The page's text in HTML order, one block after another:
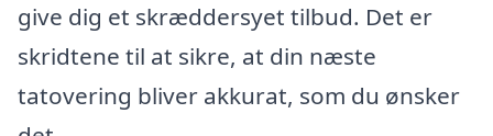
give dig et skræddersyet tilbud. Det er
skridtene til at sikre, at din næste
tatovering bliver akkurat, som du ønsker